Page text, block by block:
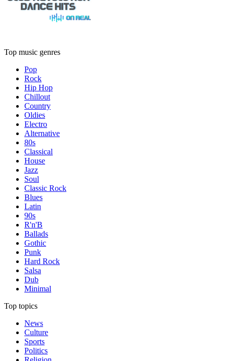
Top music genres
Pop
Rock
Hip Hop
Chillout
Country
Oldies
Electro
Alternative
80s
Classical
House
Jazz
Soul
Classic Rock
Blues
Latin
90s
R'n'B
Ballads
Gothic
Punk
Hard Rock
Salsa
Dub
Minimal
Top topics
News
Culture
Sports
Politics